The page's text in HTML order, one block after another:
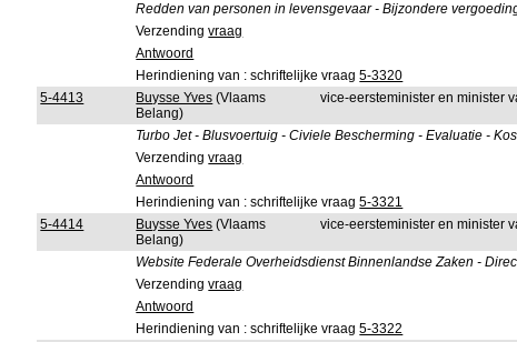
Redden van personen in levensgevaar - Bijzondere
Verzendingvraag
Antwoord
Herindiening van : schriftelijke vraag5-3320
5-4413
Buysse Yves (Vlaams
Belang)
vice-eersteminister en minister
Turbo Jet - Blusvoertuig - Civiele Bescherming - Evaluatie -
Verzendingvraag
Antwoord
Herindiening van : schriftelijke vraag5-3321
5-4414
Buysse Yves (Vlaams
Belang)
vice-eersteminister en minister
Website Federale Overheidsdienst Binnenlandse Zaken -
Verzendingvraag
Antwoord
Herindiening van : schriftelijke vraag5-3322